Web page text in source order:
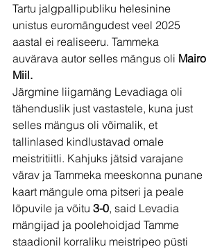
Tartu jalgpallipubliku helesinine
unistus euromängudest veel 2025
aastal ei realiseeru. Tammeka
auvärava autor selles mängus oli Mairo
Miil.
Järgmine liigamäng Levadiaga oli
tähenduslik just vastastele, kuna just
selles mängus oli võimalik, et
tallinlased kindlustavad omale
meistritiitli. Kahjuks jätsid varajane
värav ja Tammeka meeskonna punane
kaart mängule oma pitseri ja peale
lõpuvile ja võitu 3-0, said Levadia
mängijad ja poolehoidjad Tamme
staadionil korraliku meistripeo püsti